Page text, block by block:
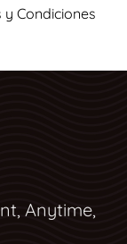
Condiciones
Anytime,